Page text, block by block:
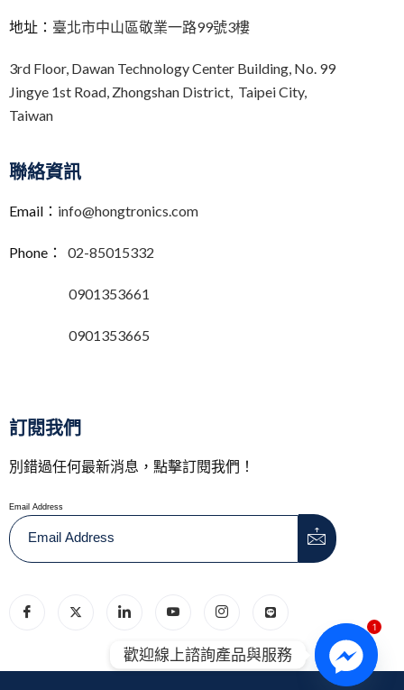
地址： 臺北市中山區敬業一路99號3樓
3rd Floor, Dawan Technology Center Building, No. 99
Jingye 1st Road, Zhongshan District, Taipei City,
Taiwan
聯絡資訊
Email： info@hongtronics.com
Phone： 02-85015332
0901353661
0901353665
訂閱我們
別錯過任何最新消息，點擊訂閱我們！
Email Address
1
歡迎線上諮詢產品與服務